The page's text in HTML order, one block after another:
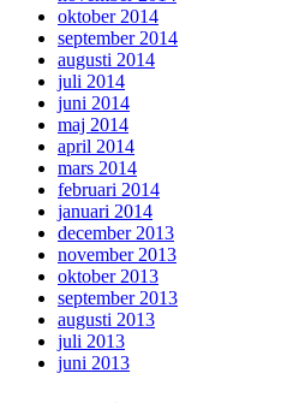
oktober 2014
september 2014
augusti 2014
juli 2014
juni 2014
maj 2014
april 2014
mars 2014
februari 2014
januari 2014
december 2013
november 2013
oktober 2013
september 2013
augusti 2013
juli 2013
juni 2013